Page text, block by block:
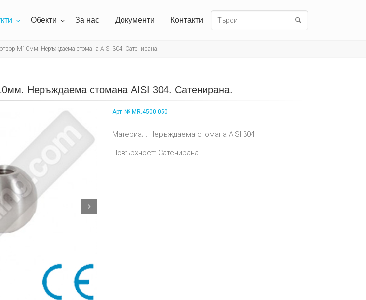
Обекти За нас Документи Контакти
М10мм. Неръждаема стомана AISI 304. Сатенирана.
Неръждаема стомана AISI 304. Сатенирана.
Next
Арт. № MR.4500.050
Материал: Неръждаема стомана AISI 304
Повърхност: Сатенирана